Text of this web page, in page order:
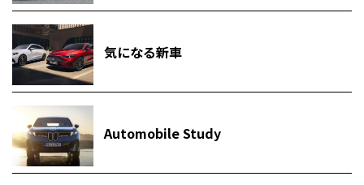
気になる新車
Automobile Study